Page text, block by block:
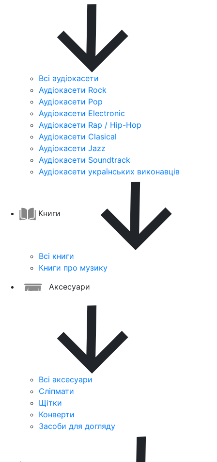
Всі аудіокасети
Аудіокасети Rock
Аудіокасети Pop
Аудіокасети Electronic
Аудіокасети Rap / Hip-Hop
Аудіокасети Clasical
Аудіокасети Jazz
Аудіокасети Soundtrack
Аудіокасети українських виконавців
Книги
Всі книги
Книги про музику
Аксесуари
Всі аксесуари
Сліпмати
Щітки
Конверти
Засоби для догляду